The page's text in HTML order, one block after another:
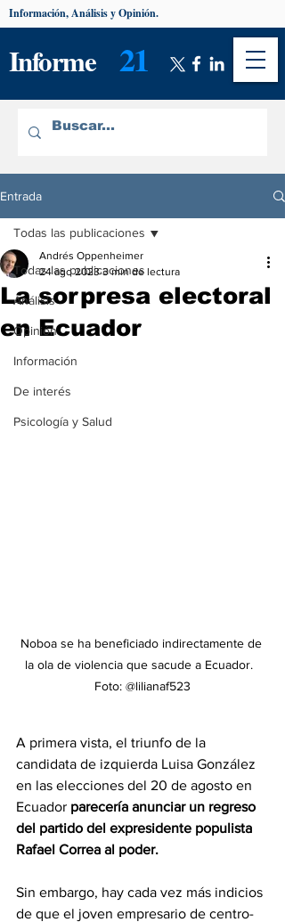
Informe 21
Información, Análisis y Opinión.
Entrada
Todas las publicaciones
Análisis
Opinión
Información
De interés
Psicología y Salud
Todas las publicaciones
La sorpresa electoral
en Ecuador
Andrés Oppenheimer
24 ago 2023 3 min de lectura
Noboa se ha beneficiado indirectamente de
la ola de violencia que sacude a Ecuador.
Foto: @lilianaf523
A primera vista, el triunfo de la
candidata de izquierda Luisa González
en las elecciones del 20 de agosto en
Ecuador parecería anunciar un regreso
del partido del expresidente populista
Rafael Correa al poder.
Sin embargo, hay cada vez más indicios
de que el joven empresario de centro-